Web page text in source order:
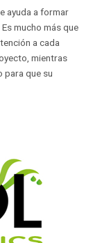
ayuda a formar
mucho más que
a cada
mientras
para que su